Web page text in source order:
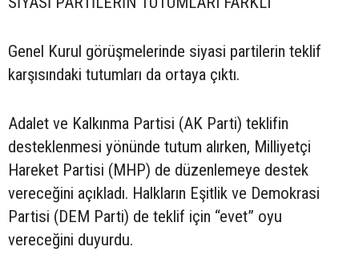
Genel Kurul görüşmelerinde siyasi partilerin teklif
karşısındaki tutumları da ortaya çıktı.
Adalet ve Kalkınma Partisi (AK Parti) teklifin
desteklenmesi yönünde tutum alırken, Milliyetçi
Hareket Partisi (MHP) de düzenlemeye destek
vereceğini açıkladı. Halkların Eşitlik ve Demokrasi
Partisi (DEM Parti) de teklif için “evet” oyu
vereceğini duyurdu.